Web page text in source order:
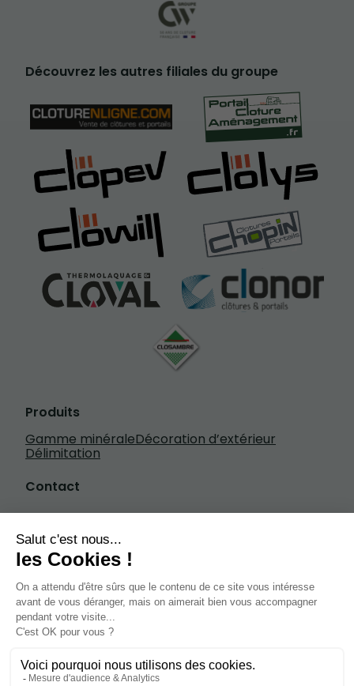
Découvrez les autres filiales du groupe
Produits
Gamme minéraleDécoration d’extérieur
Délimitation
Contact
1601 rue Henry Fievet, 59310 Beuvry-la-
Forêt
de 7h à 18h30 du lundi au vendredi de 8h à
13h le samedi
Mentions légales